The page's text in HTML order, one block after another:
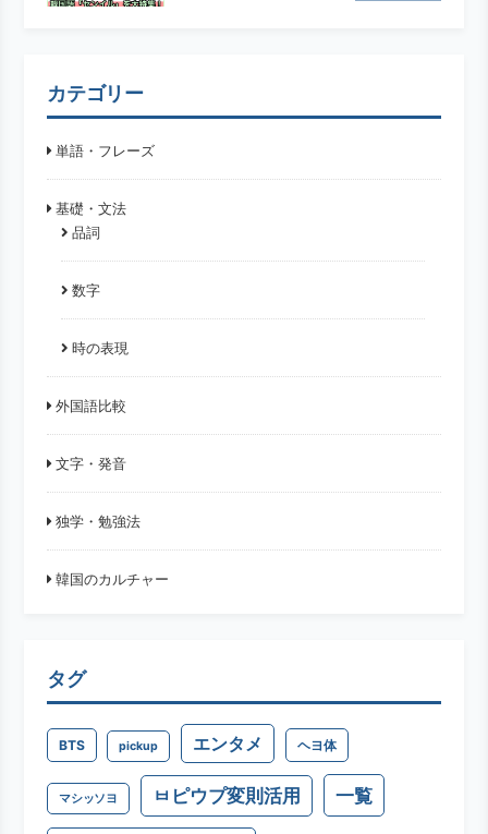
カテゴリー
単語・フレーズ
基礎・文法
品詞
数字
時の表現
外国語比較
文字・発音
独学・勉強法
韓国のカルチャー
タグ
BTS pickup エンタメ ヘヨ体
マシッソヨ ㅂピウプ変則活用 一覧